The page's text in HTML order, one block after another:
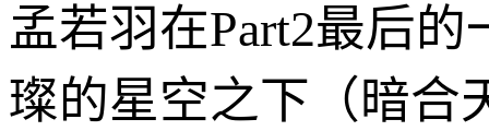
孟若羽在Part2最后
璨的星空之下（暗合